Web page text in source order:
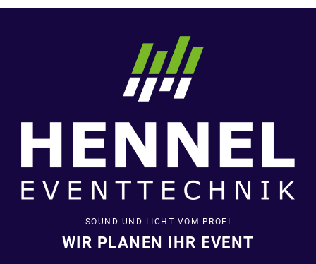
SOUND UND LICHT VOM PROFI
WIR PLANEN IHR EVENT